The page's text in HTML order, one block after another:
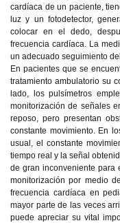
cardíaca de un paciente,
luz y un fotodetector,
colocar en el dedo,
frecuencia cardíaca. La
un adecuado seguimiento
En pacientes que se
tratamiento ambulatorio su
lado, los pulsímetros
monitorización de señales
reposo, pero presentan
constante movimiento. En
usual, el constante
tiempo real y la señal
de gran inconveniente para
monitorización por medio
frecuencia cardíaca en
mayor parte de las veces
puede apreciar su vital